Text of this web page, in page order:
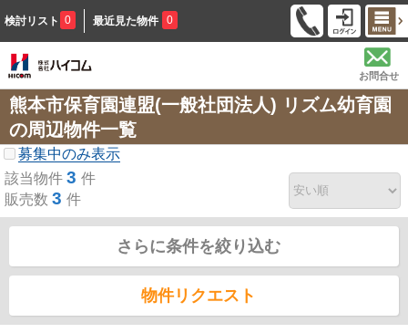
検討リスト 0 最近見た物件 0
お問合せ
熊本市保育園連盟(一般社団法人) リズム幼育園
の周辺物件一覧
募集中のみ表示
該当物件 3 件
販売数 3 件
さらに条件を絞り込む
物件リクエスト